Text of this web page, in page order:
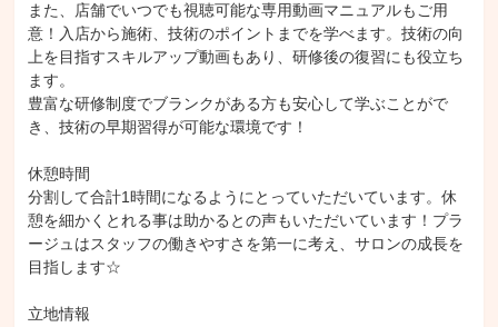
また、店舗でいつでも視聴可能な専用動画マニュアルもご用
意！入店から施術、技術のポイントまでを学べます。技術の向
上を目指すスキルアップ動画もあり、研修後の復習にも役立ち
ます。
豊富な研修制度でブランクがある方も安心して学ぶことがで
き、技術の早期習得が可能な環境です！
休憩時間
分割して合計1時間になるようにとっていただいています。休
憩を細かくとれる事は助かるとの声もいただいています！プラ
ージュはスタッフの働きやすさを第一に考え、サロンの成長を
目指します☆
立地情報